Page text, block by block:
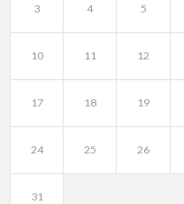
3 4 5
10 11 12
17 18 19
24 25 26
31